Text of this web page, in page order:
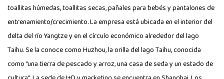
toallitas húmedas, toallitas secas, pañales para bebés y pantalones de
entrenamiento/crecimiento. La empresa está ubicada en el interior del
delta del río Yangtze y en el círculo económico alrededor del lago
Taihu. Se la conoce como Huzhou, la orilla del lago Taihu, conocida
como "una tierra de pescado y arroz, una casa de seda y un estado de